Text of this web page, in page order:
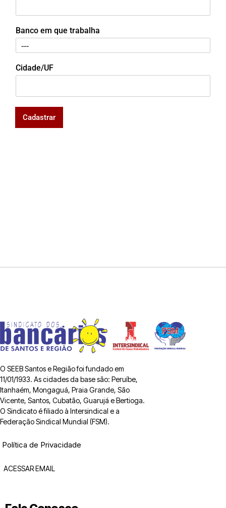
Banco em que trabalha
Cidade/UF
Cadastrar
O SEEB Santos e Região foi fundado em
11/01/1933. As cidades da base são: Peruíbe,
Itanhaém, Mongaguá, Praia Grande, São
Vicente, Santos, Cubatão, Guarujá e Bertioga.
O Sindicato é filiado à Intersindical e a
Federação Sindical Mundial (FSM).
Política de Privacidade
ACESSAR EMAIL